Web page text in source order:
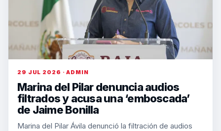
29 JUL 2026 · ADMIN
Marina del Pilar denuncia audios
filtrados y acusa una ‘emboscada’
de Jaime Bonilla
Marina del Pilar Ávila denunció la filtración de audios